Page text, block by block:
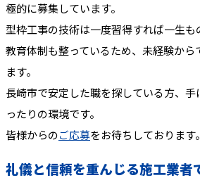
極的に募集しています。
型枠工事の技術は一度習得すれば一生も
教育体制も整っているため、未経験から
ます。
長崎市で安定した職を探している方、
ったりの環境です。
皆様からのご応募をお待ちしております。
礼儀と信頼を重んじる施工業者